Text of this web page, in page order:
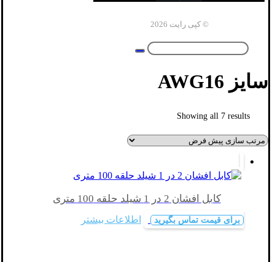
© کپی رایت 2026
سایز AWG16
Showing all 7 results
کابل افشان 2 در 1 شیلد حلقه 100 متری
برای قیمت تماس بگیرید اطلاعات بیشتر